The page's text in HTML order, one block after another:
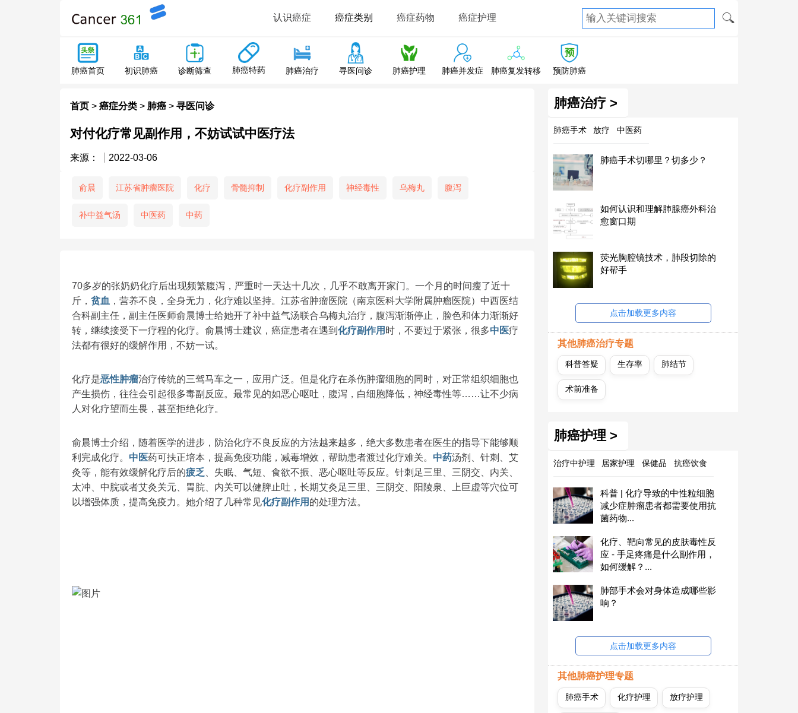
认识癌症 癌症类别 癌症药物 癌症护理
肺癌首页 初识肺癌 诊断筛查 肺癌特药 肺癌治疗 寻医问诊 肺癌护理 肺癌并发症 肺癌复发转移 预防肺癌
首页> 癌症分类> 肺癌> 寻医问诊
对付化疗常见副作用，不妨试试中医疗法
来源： 2022-03-06
俞晨 江苏省肿瘤医院 化疗 骨髓抑制 化疗副作用 神经毒性 乌梅丸 腹泻
补中益气汤 中医药 中药
70多岁的张奶奶化疗后出现频繁腹泻，严重时一天达十几次，几乎不敢离开家门。一个月的时间瘦了近十
斤， 贫血 ，营养不良，全身无力，化疗难以坚持。江苏省肿瘤医院（南京医科大学附属肿瘤医院）中西医结
合科副主任，副主任医师俞晨博士给她开了补中益气汤联合乌梅丸治疗，腹泻渐渐停止，脸色和体力渐渐好
转，继续接受下一疗程的化疗。俞晨博士建议，癌症患者在遇到 化疗副作用 时，不要过于紧张，很多中医疗
法都有很好的缓解作用，不妨一试。
化疗是恶性肿瘤治疗传统的三驾马车之一，应用广泛。但是化疗在杀伤肿瘤细胞的同时，对正常组织细胞也
产生损伤，往往会引起很多毒副反应。最常见的如恶心呕吐，腹泻，白细胞降低，神经毒性等……让不少病
人对化疗望而生畏，甚至拒绝化疗。
俞晨博士介绍，随着医学的进步，防治化疗不良反应的方法越来越多，绝大多数患者在医生的指导下能够顺
利完成化疗。 中医药可扶正培本，提高免疫功能，减毒增效，帮助患者渡过化疗难关。 中药汤剂、针刺、艾
灸等，能有效缓解化疗后的疲乏
、失眠、气短、食欲不振、恶心呕吐等反应。针刺足三里、三阴交、内关、
太冲、中脘或者艾灸关元、胃脘、内关可以健脾止吐，长期艾灸足三里、三阴交、阳陵泉、上巨虚等穴位可
以增强体质，提高免疫力。她介绍了几种常见化疗副作用 的处理方法。
肺癌治疗 >
肺癌手术 放疗 中医药
肺癌手术切哪里？切多少？
如何认识和理解肺腺癌外科治
愈窗口期
荧光胸腔镜技术，肺段切除的
好帮手
点击加载更多内容
其他肺癌治疗专题
科普答疑 生存率 肺结节
术前准备
肺癌护理 >
治疗中护理 居家护理 保健品 抗癌饮食
科普 | 化疗导致的中性粒细胞
减少症肿瘤患者都需要使用抗
菌药物...
化疗、靶向常见的皮肤毒性反
应 - 手足疼痛是什么副作用，
如何缓解？...
肺部手术会对身体造成哪些影
响？
点击加载更多内容
其他肺癌护理专题
肺癌手术 化疗护理 放疗护理